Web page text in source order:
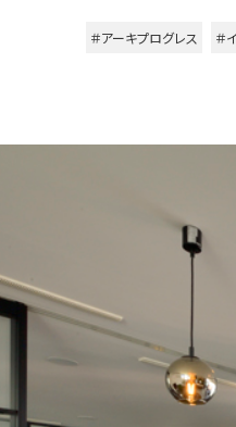
＃アーキプログレス ＃